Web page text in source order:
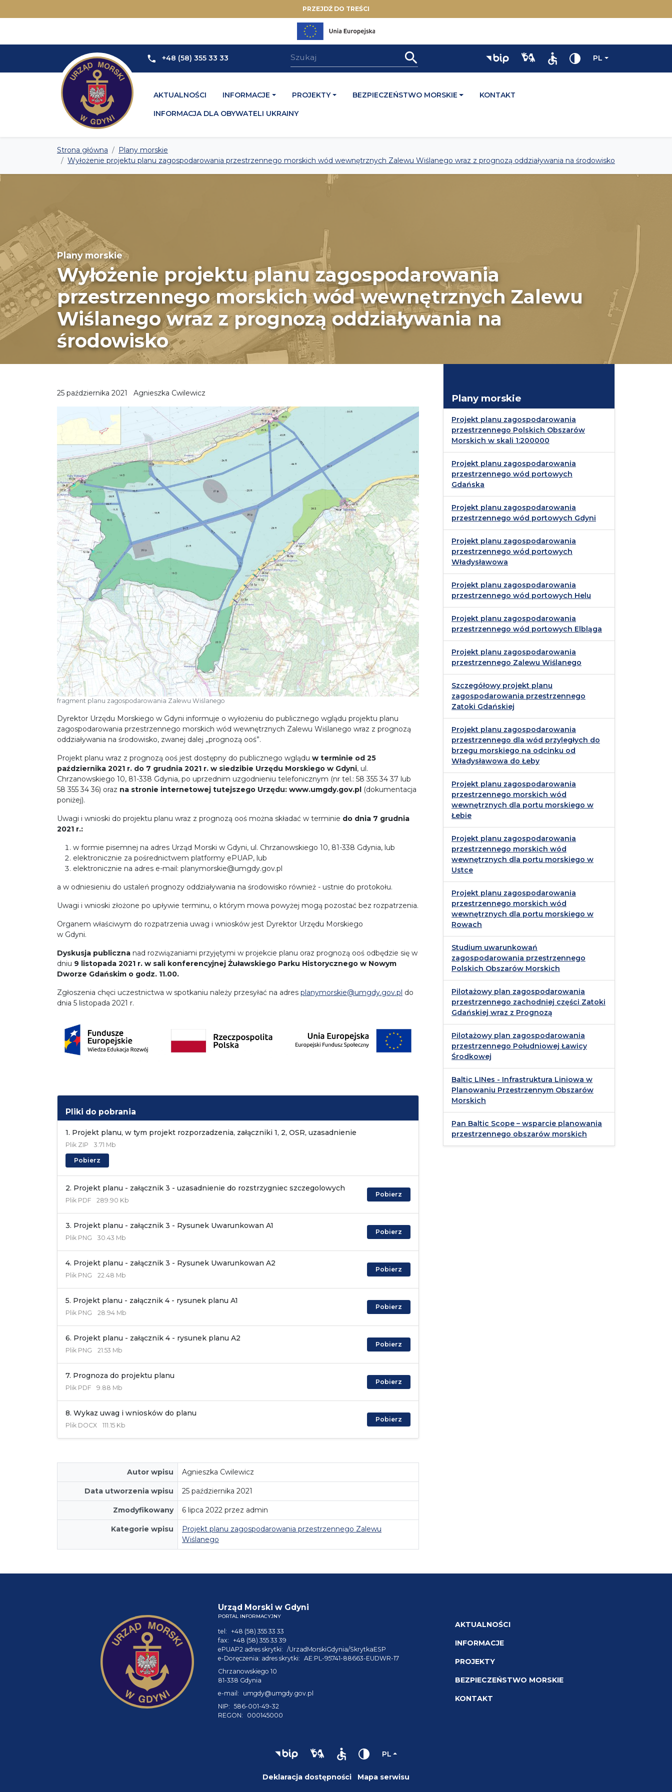
PRZEJDŹ DO TREŚCI
+48 (58) 355 33 33 PL
AKTUALNOŚCI INFORMACJE PROJEKTY BEZPIECZEŃSTWO MORSKIE KONTAKT
INFORMACJA DLA OBYWATELI UKRAINY
Strona główna
Plany morskie
Wyłożenie projektu planu zagospodarowania przestrzennego morskich wód wewnętrznych Zalewu Wiślanego wraz z prognozą oddziaływania na środowisko
Plany morskie
Wyłożenie projektu planu zagospodarowania
przestrzennego morskich wód wewnętrznych Zalewu
Wiślanego wraz z prognozą oddziaływania na
środowisko
25 października 2021 Agnieszka Cwilewicz
fragment planu zagospodarowania Zalewu Wiślanego
Dyrektor Urzędu Morskiego w Gdyni informuje o wyłożeniu do publicznego wglądu projektu planu
zagospodarowania przestrzennego morskich wód wewnętrznych Zalewu Wiślanego wraz z prognozą
oddziaływania na środowisko, zwanej dalej „prognozą ooś”.
Projekt planu wraz z prognozą ooś jest dostępny do publicznego wglądu w terminie od 25
października 2021 r. do 7 grudnia 2021 r. w siedzibie Urzędu Morskiego w Gdyni, ul.
Chrzanowskiego 10, 81-338 Gdynia, po uprzednim uzgodnieniu telefonicznym (nr tel.: 58 355 34 37 lub
58 355 34 36) oraz na stronie internetowej tutejszego Urzędu: www.umgdy.gov.pl (dokumentacja
poniżej).
Uwagi i wnioski do projektu planu wraz z prognozą ooś można składać w terminie do dnia 7 grudnia
2021 r.:
w formie pisemnej na adres Urząd Morski w Gdyni, ul. Chrzanowskiego 10, 81-338 Gdynia, lub
elektronicznie za pośrednictwem platformy ePUAP, lub
elektronicznie na adres e-mail: planymorskie@umgdy.gov.pl
a w odniesieniu do ustaleń prognozy oddziaływania na środowisko również - ustnie do protokołu.
Uwagi i wnioski złożone po upływie terminu, o którym mowa powyżej mogą pozostać bez rozpatrzenia.
Organem właściwym do rozpatrzenia uwag i wniosków jest Dyrektor Urzędu Morskiego
w Gdyni.
Dyskusja publiczna nad rozwiązaniami przyjętymi w projekcie planu oraz prognozą ooś odbędzie się w
dniu 9 listopada 2021 r. w sali konferencyjnej Żuławskiego Parku Historycznego w Nowym
Dworze Gdańskim o godz. 11.00.
Zgłoszenia chęci uczestnictwa w spotkaniu należy przesyłać na adres planymorskie@umgdy.gov.pl do
dnia 5 listopada 2021 r.
Pliki do pobrania
1. Projekt planu, w tym projekt rozporzadzenia, załączniki 1, 2, OSR, uzasadnienie
Plik ZIP 3.71 Mb
Pobierz
2. Projekt planu - załącznik 3 - uzasadnienie do rozstrzygniec szczegolowych
Plik PDF 289.90 Kb
Pobierz
3. Projekt planu - załącznik 3 - Rysunek Uwarunkowan A1
Plik PNG 30.43 Mb
Pobierz
4. Projekt planu - załącznik 3 - Rysunek Uwarunkowan A2
Plik PNG 22.48 Mb
Pobierz
5. Projekt planu - załącznik 4 - rysunek planu A1
Plik PNG 28.94 Mb
Pobierz
6. Projekt planu - załącznik 4 - rysunek planu A2
Plik PNG 21.53 Mb
Pobierz
7. Prognoza do projektu planu
Plik PDF 9.88 Mb
Pobierz
8. Wykaz uwag i wniosków do planu
Plik DOCX 111.15 Kb
Pobierz
Autor wpisu Agnieszka Cwilewicz
Data utworzenia wpisu 25 października 2021
Zmodyfikowany 6 lipca 2022 przez admin
Kategorie wpisu
Projekt planu zagospodarowania przestrzennego Zalewu
Wiślanego
Plany morskie
Projekt planu zagospodarowania
przestrzennego Polskich Obszarów
Morskich w skali 1:200000
Projekt planu zagospodarowania
przestrzennego wód portowych
Gdańska
Projekt planu zagospodarowania
przestrzennego wód portowych Gdyni
Projekt planu zagospodarowania
przestrzennego wód portowych
Władysławowa
Projekt planu zagospodarowania
przestrzennego wód portowych Helu
Projekt planu zagospodarowania
przestrzennego wód portowych Elbląga
Projekt planu zagospodarowania
przestrzennego Zalewu Wiślanego
Szczegółowy projekt planu
zagospodarowania przestrzennego
Zatoki Gdańskiej
Projekt planu zagospodarowania
przestrzennego dla wód przyległych do
brzegu morskiego na odcinku od
Władysławowa do Łeby
Projekt planu zagospodarowania
przestrzennego morskich wód
wewnętrznych dla portu morskiego w
Łebie
Projekt planu zagospodarowania
przestrzennego morskich wód
wewnętrznych dla portu morskiego w
Ustce
Projekt planu zagospodarowania
przestrzennego morskich wód
wewnętrznych dla portu morskiego w
Rowach
Studium uwarunkowań
zagospodarowania przestrzennego
Polskich Obszarów Morskich
Pilotażowy plan zagospodarowania
przestrzennego zachodniej części Zatoki
Gdańskiej wraz z Prognozą
Pilotażowy plan zagospodarowania
przestrzennego Południowej Ławicy
Środkowej
Baltic LINes - Infrastruktura Liniowa w
Planowaniu Przestrzennym Obszarów
Morskich
Pan Baltic Scope – wsparcie planowania
przestrzennego obszarów morskich
Urząd Morski w Gdyni
PORTAL INFORMACYJNY
tel: +48 (58) 355 33 33
fax: +48 (58) 355 33 39
ePUAP2 adres skrytki: /UrzadMorskiGdynia/SkrytkaESP
e-Doręczenia: adres skrytki: AE:PL-95741-88663-EUDWR-17
Chrzanowskiego 10
81-338 Gdynia
e-mail:
umgdy@umgdy.gov.pl
NIP: 586-001-49-32
REGON:
000145000
AKTUALNOŚCI
INFORMACJE
PROJEKTY
BEZPIECZEŃSTWO MORSKIE
KONTAKT
PL
Deklaracja dostępności Mapa serwisu